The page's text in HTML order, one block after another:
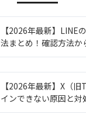
【2026年最新】LINE
法まとめ！確認方法か
解説！
【2026年最新】X（
インできない原因と対